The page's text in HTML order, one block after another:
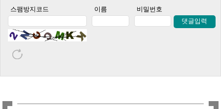
스팸방지코드 이름
비밀번호
댓글입력